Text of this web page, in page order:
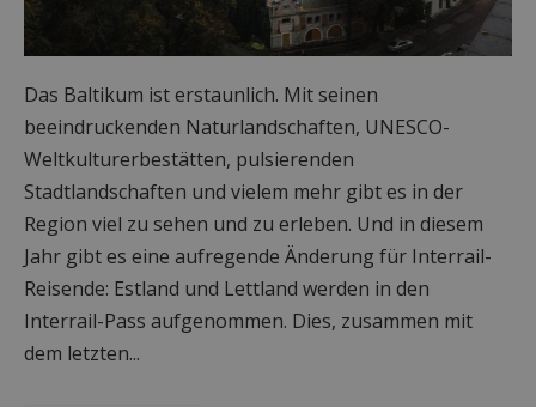
Das Baltikum ist erstaunlich. Mit seinen
beeindruckenden Naturlandschaften, UNESCO-
Weltkulturerbestätten, pulsierenden
Stadtlandschaften und vielem mehr gibt es in der
Region viel zu sehen und zu erleben. Und in diesem
Jahr gibt es eine aufregende Änderung für Interrail-
Reisende: Estland und Lettland werden in den
Interrail-Pass aufgenommen. Dies, zusammen mit
dem letzten...